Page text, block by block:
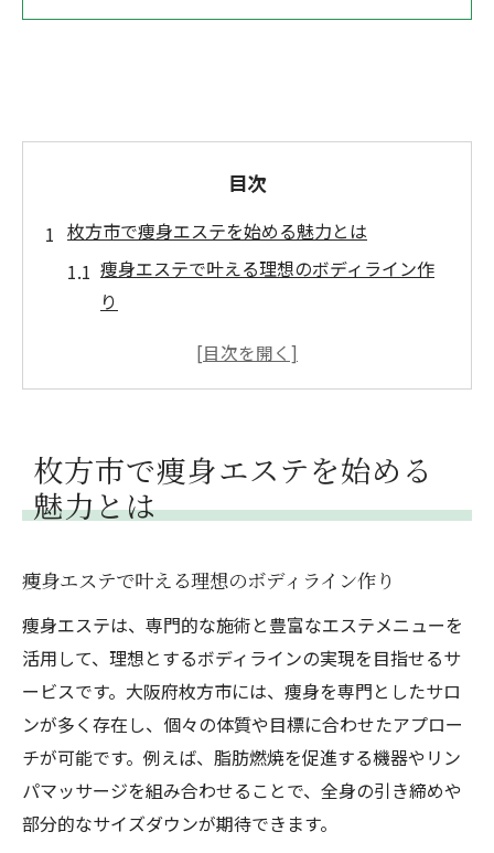
目次
枚方市で痩身エステを始める魅力とは
痩身エステで叶える理想のボディライン作
り
専門施術で実感する痩身エステの効果と特
法
初めてでも安心の痩身エステ選び方ガイド
痩身エステ専門サロンの技術力と安心ポイ
ント
理想の結果へ導く痩身エステサロンの選択
基準
痩身エステ専門スタッフによる丁寧なカウ
ンセリング
最新機器がそろう痩身エステ専門サロンの
魅力
枚方市で痩身エステを始める
魅力とは
痩身エステで叶える理想のボディライン作り
痩身エステは、専門的な施術と豊富なエステメニューを
活用して、理想とするボディラインの実現を目指せるサ
ービスです。大阪府枚方市には、痩身を専門としたサロ
ンが多く存在し、個々の体質や目標に合わせたアプロー
チが可能です。例えば、脂肪燃焼を促進する機器やリン
パマッサージを組み合わせることで、全身の引き締めや
部分的なサイズダウンが期待できます。